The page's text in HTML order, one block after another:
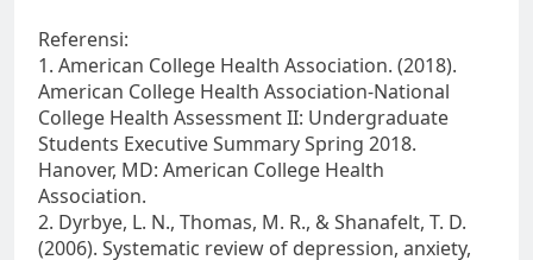
Referensi:
1. American College Health Association. (2018).
American College Health Association-National
College Health Assessment II: Undergraduate
Students Executive Summary Spring 2018.
Hanover, MD: American College Health
Association.
2. Dyrbye, L. N., Thomas, M. R., & Shanafelt, T. D.
(2006). Systematic review of depression, anxiety,